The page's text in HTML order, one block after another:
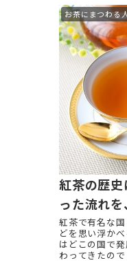
お茶にまつわる
紅茶の歴
った流れ
紅茶で有名な
どを思い浮か
はどこの国で
わってきたの